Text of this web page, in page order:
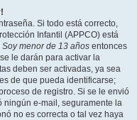
Si todo está correcto,
Infantil (APPCO) está
Soy menor de 13 años entonces
le darán para activar la
deben ser activadas, ya sea
de que pueda identificarse;
de registro. Si se le envió
ningún e-mail, seguramente la
no es correcta o tal vez haya